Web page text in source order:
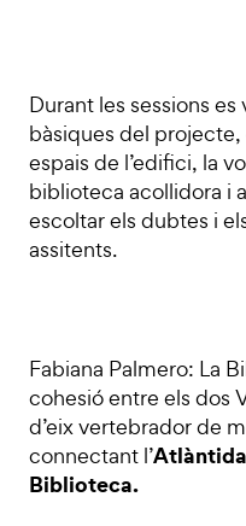
Durant les sessions
bàsiques del
espais de l’edifici, la
biblioteca acollidora i
escoltar els dubtes i
assitents.
Fabiana Palmero: La
cohesió entre els dos
d’eix vertebrador de
connectant l’Atlàntida
Biblioteca.